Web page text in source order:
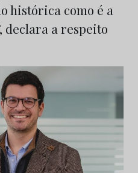
histórica como é a
declara a respeito